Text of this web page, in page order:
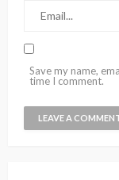
Save my name,
time I comment.